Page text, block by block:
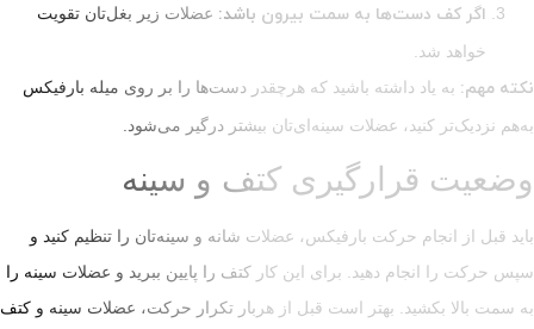
به سمت بیرون باشد:عضلات زیر بغل‌تان تقویت
داشته باشید که هرچقدر دست‌ها را بر روی میله بارفیکس
عضلات سینه‌ای‌تان بیشتر درگیر می‌شود.
کتف و سینه
حرکت بارفیکس، عضلات شانه و سینه‌تان را تنظیم کنید و
دهید. برای این کار کتف را پایین ببرید و عضلات سینه را
بهتر است قبل از هربار تکرار حرکت، عضلات سینه و کتف